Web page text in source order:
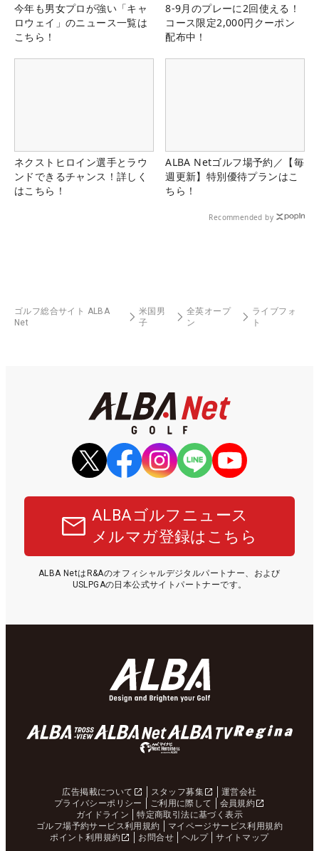
今年も男女プロが強い「キャ
ロウェイ」のニュース一覧は
こちら！
8-9月のプレーに2回使える！
コース限定2,000円クーポン
配布中！
ネクストヒロイン選手とラウ
ンドできるチャンス！詳しく
はこちら！
ALBA Netゴルフ場予約／【毎
週更新】特別優待プランはこ
ちら！
Recommended by
ゴルフ総合サイト ALBA
Net
米国男
子
全英オープ
ン
ライブフォ
ト
ALBAゴルフニュース
メルマガ登録はこちら
ALBA NetはR&Aのオフィシャルデジタルパートナー、および
USLPGAの日本公式サイトパートナーです。
広告掲載について スタッフ募集
運営会社
プライバシーポリシー
ご利用に際して
会員規約
ガイドライン
特定商取引法に基づく表示
ゴルフ場予約サービス利用規約
マイページサービス利用規約
ポイント利用規約
お問合せ ヘルプ サイトマップ